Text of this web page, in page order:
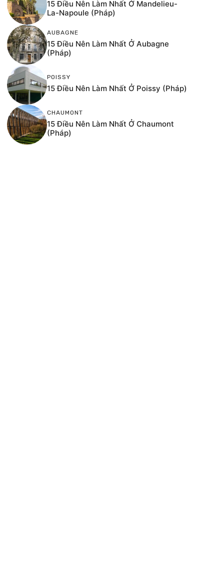
15 Điều Nên Làm Nhất Ở Mandelieu-
La-Napoule (Pháp)
AUBAGNE
15 Điều Nên Làm Nhất Ở Aubagne
(Pháp)
POISSY
15 Điều Nên Làm Nhất Ở Poissy (Pháp)
CHAUMONT
15 Điều Nên Làm Nhất Ở Chaumont
(Pháp)